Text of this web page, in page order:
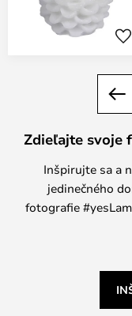
Zdieľajte svoje
Inšpirujte sa a
jedinečného
fotografie